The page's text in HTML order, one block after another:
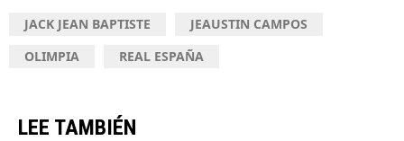
JACK JEAN BAPTISTE
JEAUSTIN CAMPOS
OLIMPIA
REAL ESPAÑA
LEE TAMBIÉN